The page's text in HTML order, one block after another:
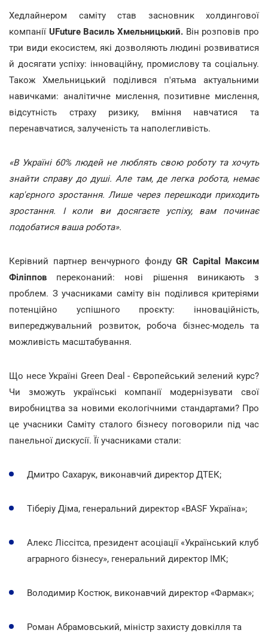
Хедлайнером саміту став засновник холдингової
компанії UFuture Василь Хмельницький. Він розповів про
три види екосистем, які дозволяють людині розвиватися
й досягати успіху: інноваційну, промислову та соціальну.
Також Хмельницький поділився п'ятьма актуальними
навичками: аналітичне мислення, позитивне мислення,
відсутність страху ризику, вміння навчатися та
перенавчатися, залученість та наполегливість.
«В Україні 60% людей не люблять свою роботу та хочуть
знайти справу до душі. Але там, де легка робота, немає
кар'єрного зростання. Лише через перешкоди приходить
зростання. І коли ви досягаєте успіху, вам починає
подобатися ваша робота».
Керівний партнер венчурного фонду GR Capital Максим
Філіппов переконаний: нові рішення виникають з
проблем. З учасниками саміту він поділився критеріями
потенційно успішного проєкту: інноваційність,
випереджувальний розвиток, робоча бізнес-модель та
можливість масштабування.
Що несе Україні Green Deal - Європейський зелений курс?
Чи зможуть українські компанії модернізувати свої
виробництва за новими екологічними стандартами? Про
це учасники Саміту сталого бізнесу поговорили під час
панельної дискусії. Її учасниками стали:
Дмитро Сахарук, виконавчий директор ДТЕК;
Тіберіу Діма, генеральний директор «BASF Україна»;
Алекс Ліссітса, президент асоціації «Український клуб
аграрного бізнесу», генеральний директор ІМК;
Володимир Костюк, виконавчий директор «Фармак»;
Роман Абрамовський, міністр захисту довкілля та